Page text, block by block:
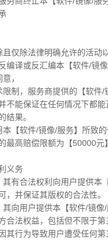
仅除法律明确允许的活动
编译或反汇编本【软件/镜像
，
限制，服务商提供的【软件/
不能保证在任何情况下都能
结果。
本【软件/镜像/服务】所致的
最高赔偿限额为【50000元】
义务
其有合法权利向用户提供本
，并保证其版权的合法性。
其向用户提供本【软件/镜像
合法权益，包括但不限于第
其行为导致用户遭受任何第